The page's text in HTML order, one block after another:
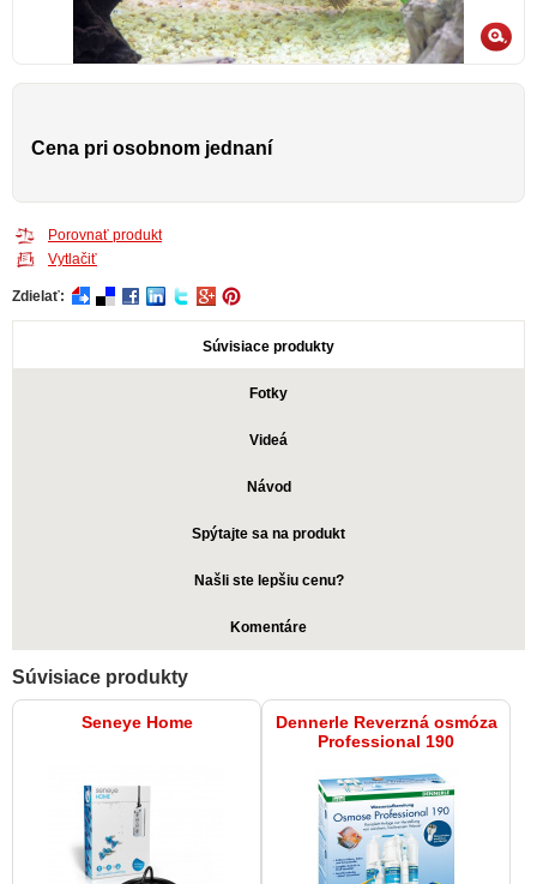
Cena pri osobnom jednaní
Porovnať produkt
Vytlačiť
Zdielať:
Súvisiace produkty
Fotky
Videá
Návod
Spýtajte sa na produkt
Našli ste lepšiu cenu?
Komentáre
Súvisiace produkty
Seneye Home
Dennerle Reverzná osmóza
Professional 190